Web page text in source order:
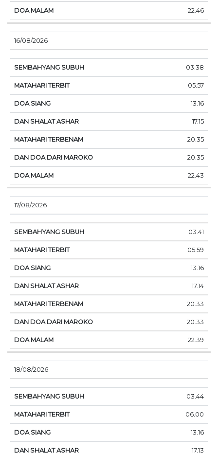
22.46
16/08/2026
03.38
05.57
13.16
17.15
20.35
20.35
22.43
17/08/2026
03.41
05.59
13.16
17.14
20.33
20.33
22.39
18/08/2026
03.44
06.00
13.16
17.13